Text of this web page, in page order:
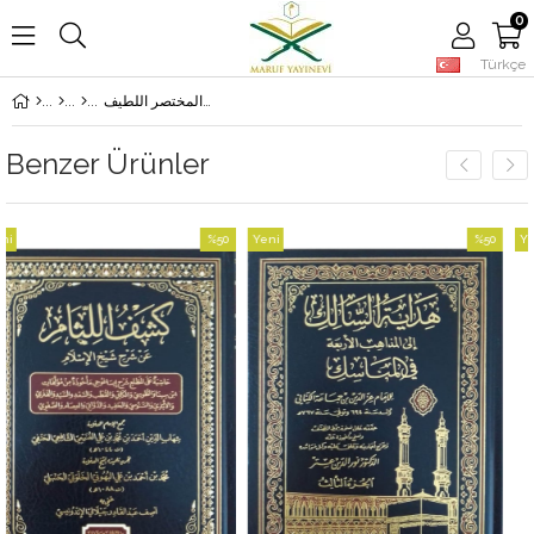
Türkçe
0
الفوائد المرضية شرح المختصر اللطيف
Benzer Ürünler
İndirim
%50İndirim
İndirim
%50İndirim
Ürün
Ürün